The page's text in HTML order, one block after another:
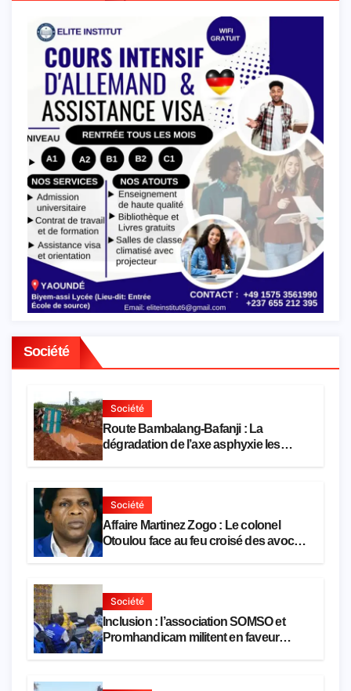
Société
Société
Route Bambalang-Bafanji : La
dégradation de l’axe asphyxie les
Société
Affaire Martinez Zogo : Le colonel
Otoulou face au feu croisé des avocats
Société
Inclusion : l’association SOMSO et
Promhandicam militent en faveur